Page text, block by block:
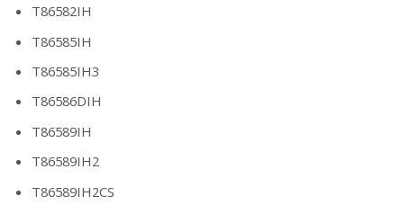
T86582IH
T86585IH
T86585IH3
T86586DIH
T86589IH
T86589IH2
T86589IH2CS